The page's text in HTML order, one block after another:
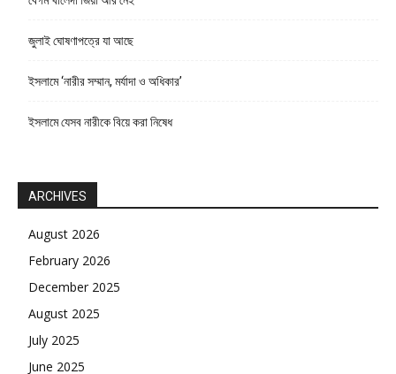
জুলাই ঘোষণাপত্রে যা আছে
ইসলামে ‘নারীর সম্মান, মর্যাদা ও অধিকার’
ইসলামে যেসব নারীকে বিয়ে করা নিষেধ
ARCHIVES
August 2026
February 2026
December 2025
August 2025
July 2025
June 2025